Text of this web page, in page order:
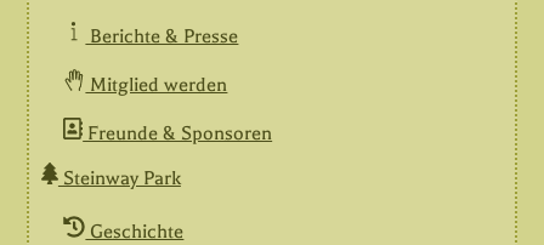
Berichte & Presse
Mitglied werden
Freunde & Sponsoren
Steinway Park
Geschichte